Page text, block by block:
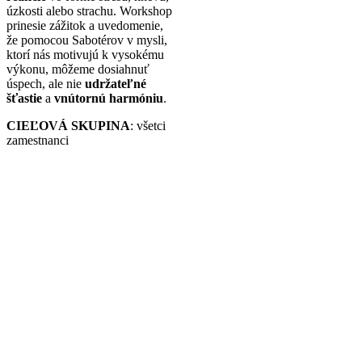
úzkosti alebo strachu. Workshop
prinesie zážitok a uvedomenie,
že pomocou Sabotérov v mysli,
ktorí nás motivujú k vysokému
výkonu, môžeme dosiahnuť
úspech, ale nie udržateľné
šťastie a vnútornú harmóniu.
CIEĽOVÁ SKUPINA: všetci
zamestnanci